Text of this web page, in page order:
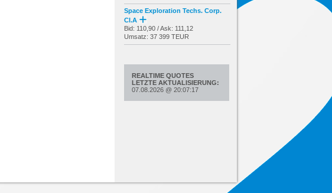
Space Exploration Techs. Corp.
Cl.A
Bid: 110,90 / Ask: 111,12
Umsatz: 37 399 TEUR
REALTIME QUOTES
LETZTE AKTUALISIERUNG:
07.08.2026 @ 20:07:17